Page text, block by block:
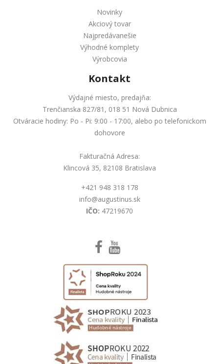
Novinky
Akciový tovar
Najpredávanešie
Výhodné komplety
Výrobcovia
Kontakt
Výdajné miesto, predajňa:
Trenčianska 827/81, 018 51 Nová Dubnica
Otváracie hodiny: Po - Pi: 9:00 - 17:00, alebo po telefonickom
dohovore
Fakturačná Adresa:
Klincová 35, 82108 Bratislava
+421 948 318 178
info@augustinus.sk
IČO: 47219670